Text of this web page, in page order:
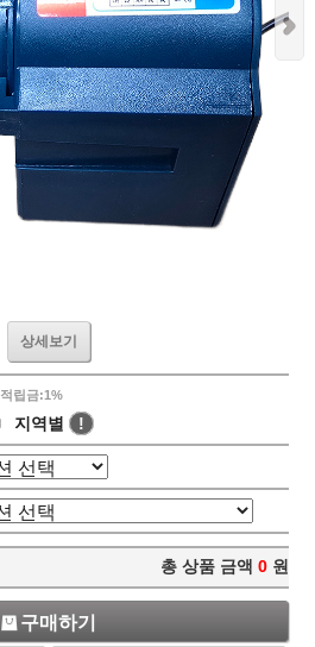
상세보기
적립금:1%
지역별 !
총 상품 금액 0 원
구매하기